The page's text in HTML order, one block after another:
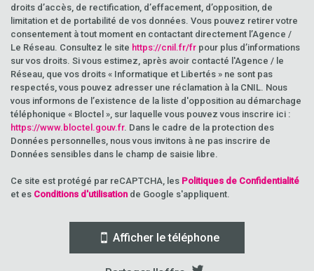
droits d’accès, de rectification, d’effacement, d’opposition, de
limitation et de portabilité de vos données. Vous pouvez retirer votre
consentement à tout moment en contactant directement l’Agence /
Le Réseau. Consultez le site https://cnil.fr/fr pour plus d’informations
sur vos droits. Si vous estimez, après avoir contacté l'Agence / le
Réseau, que vos droits « Informatique et Libertés » ne sont pas
respectés, vous pouvez adresser une réclamation à la CNIL. Nous
vous informons de l’existence de la liste d'opposition au démarchage
téléphonique « Bloctel », sur laquelle vous pouvez vous inscrire ici :
https://www.bloctel.gouv.fr. Dans le cadre de la protection des
Données personnelles, nous vous invitons à ne pas inscrire de
Données sensibles dans le champ de saisie libre.
Ce site est protégé par reCAPTCHA, les Politiques de Confidentialité
et es Conditions d'utilisation de Google s'appliquent.
Afficher le téléphone